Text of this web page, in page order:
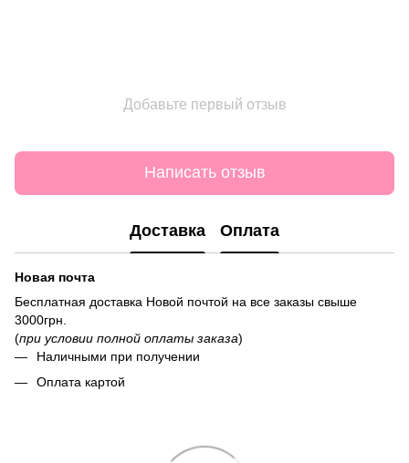
Добавьте первый отзыв
Написать отзыв
Доставка Оплата
Новая почта
Бесплатная доставка Новой почтой на все заказы свыше
3000грн.
(при условии полной оплаты заказа)
Наличными при получении
Оплата картой